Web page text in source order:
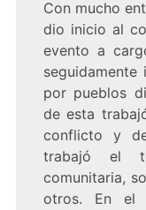
Con mucho
dio inicio al
evento a
por pueblos
de esta
conflicto y
trabajó el
comunitaria,
otros. En el